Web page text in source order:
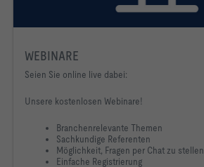
WEBINARE
Seien Sie online live dabei:
Unsere kostenlosen Webinare!
Branchenrelevante Themen
Sachkundige Referenten
Möglichkeit, Fragen per Chat zu stellen
Einfache Registrierung